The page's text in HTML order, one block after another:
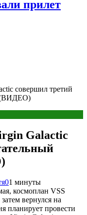
прилет
совершил третий
(ВИДЕО)
Galactic
01 минуты
космоплан VSS
вернулся на
планирует провести